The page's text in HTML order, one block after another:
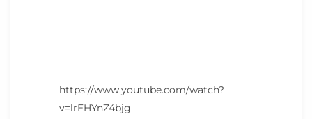
https://www.youtube.com/watch?
v=lrEHYnZ4bjg